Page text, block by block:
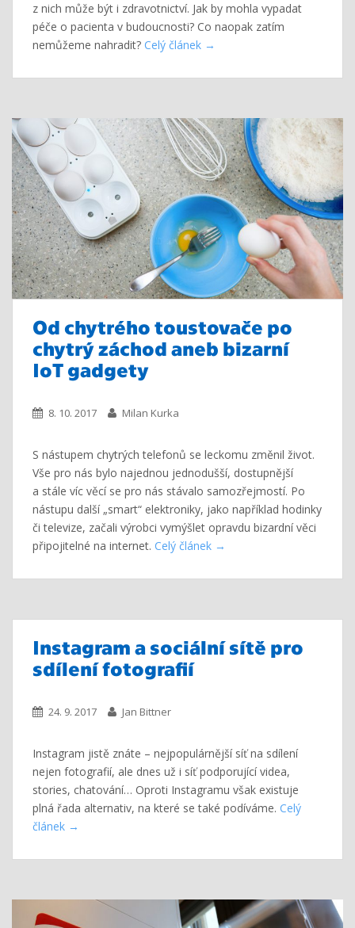
z nich může být i zdravotnictví. Jak by mohla vypadat
péče o pacienta v budoucnosti? Co naopak zatím
nemůžeme nahradit? Celý článek
Od chytrého toustovače po
chytrý záchod aneb bizarní
IoT gadgety
8. 10. 2017 Milan Kurka
S nástupem chytrých telefonů se leckomu změnil život.
Vše pro nás bylo najednou jednodušší, dostupnější
a stále víc věcí se pro nás stávalo samozřejmostí. Po
nástupu další „smart“ elektroniky, jako například hodinky
či televize, začali výrobci vymýšlet opravdu bizardní věci
připojitelné na internet. Celý článek
Instagram a sociální sítě pro
sdílení fotografií
24. 9. 2017 Jan Bittner
Instagram jistě znáte – nejpopulárnější síť na sdílení
nejen fotografií, ale dnes už i síť podporující videa,
stories, chatování… Oproti Instagramu však existuje
plná řada alternativ, na které se také podíváme. Celý
článek